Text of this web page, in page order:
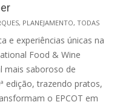
, PLANEJAMENTO, TODAS
e experiências únicas na
Food & Wine
mais saboroso de
edição, trazendo pratos,
o EPCOT em